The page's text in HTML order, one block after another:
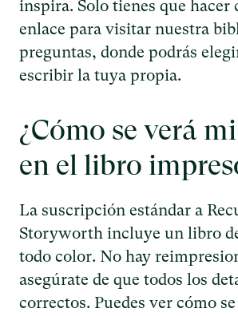
inspira. Solo tienes que hacer
enlace para visitar nuestra
preguntas, donde podrás
escribir la tuya propia.
¿Cómo se verá
en el libro
La suscripción estándar a
Storyworth incluye un libro
todo color. No hay
asegúrate de que todos los
correctos. Puedes ver cómo